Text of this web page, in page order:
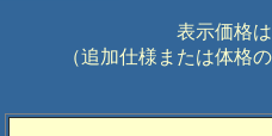
表示価格
（追加仕様または体格